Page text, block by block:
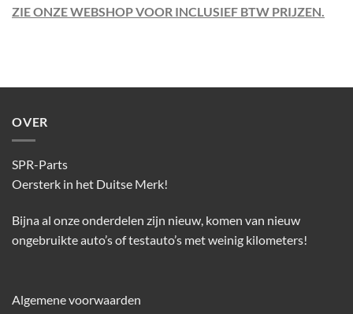
ZIE ONZE WEBSHOP VOOR INCLUSIEF BTW PRIJZEN.
OVER
SPR-Parts
Oersterk in het Duitse Merk!
Bijna al onze onderdelen zijn nieuw, komen van nieuw
ongebruikte auto’s of testauto’s met weinig kilometers!
Algemene voorwaarden